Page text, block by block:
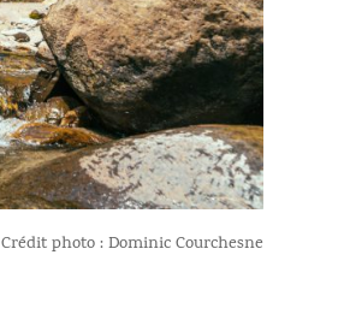
Crédit photo : Dominic Courchesne